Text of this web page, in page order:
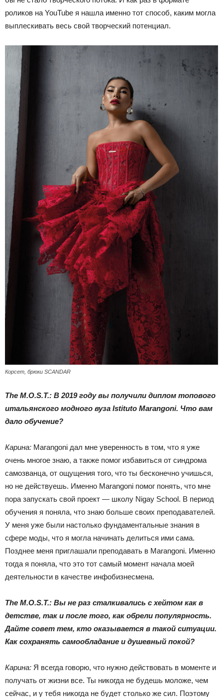
роликов на YouTube я нашла именно тот способ, каким могла
выплескивать весь свой творческий потенциал.
Корсет, брюки SCANDAR
The M.O.S.T.: В 2019 году вы получили диплом топового
итальянского модного вуза Istituto Marangoni. Что вам
дало обучение?
Карина: Marangoni дал мне уверенность в том, что я уже
очень многое знаю, а также помог избавиться от синдрома
самозванца, от ощущения того, что ты бесконечно учишься,
но не действуешь. Именно Marangoni помог понять, что мне
пора запускать свой проект — школу Nigay School. В период
обучения я поняла, что знаю больше своих преподавателей.
У меня уже были настолько фундаментальные знания в
сфере моды, что я могла начинать делиться ими сама.
Позднее меня приглашали преподавать в Marangoni. Именно
тогда я поняла, что это тот самый момент начала моей
деятельности в качестве инфобизнесмена.
The M.O.S.T.: Вы не раз сталкивались с хейтом как в
детстве, так и после того, как обрели популярность.
Дайте совет тем, кто оказывается в такой ситуации.
Как сохранять самообладание и душевный покой?
Карина: Я всегда говорю, что нужно действовать в моменте и
получать от жизни все. Ты никогда не будешь моложе, чем
сейчас, и у тебя никогда не будет столько же сил. Поэтому